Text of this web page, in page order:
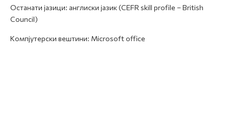
Останати јазици: англиски јазик (CEFR skill profile – British
Council)
Компјутерски вештини: Microsoft office